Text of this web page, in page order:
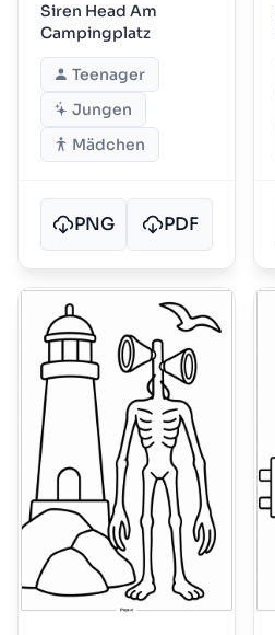
Siren Head Am
Campingplatz
Teenager
Jungen
Mädchen
PNG PDF